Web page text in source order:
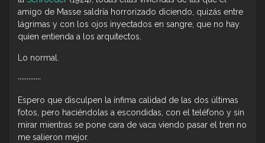
amigo de Masse saldría horrorizado diciendo, quizás entre
lágrimas y con los ojos inyectados en sangre, que no hay
quien entienda a los arquitectos.
Lo normal.
·············
Espero que disculpen la ínfima calidad de las dos últimas
fotos, pero haciéndolas a escondidas, con el teléfono y sin
mirar mientras se pone cara de vaca viendo pasar el tren no
me salieron mejor.